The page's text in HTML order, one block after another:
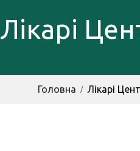
Лікарі
Головна Лікарі